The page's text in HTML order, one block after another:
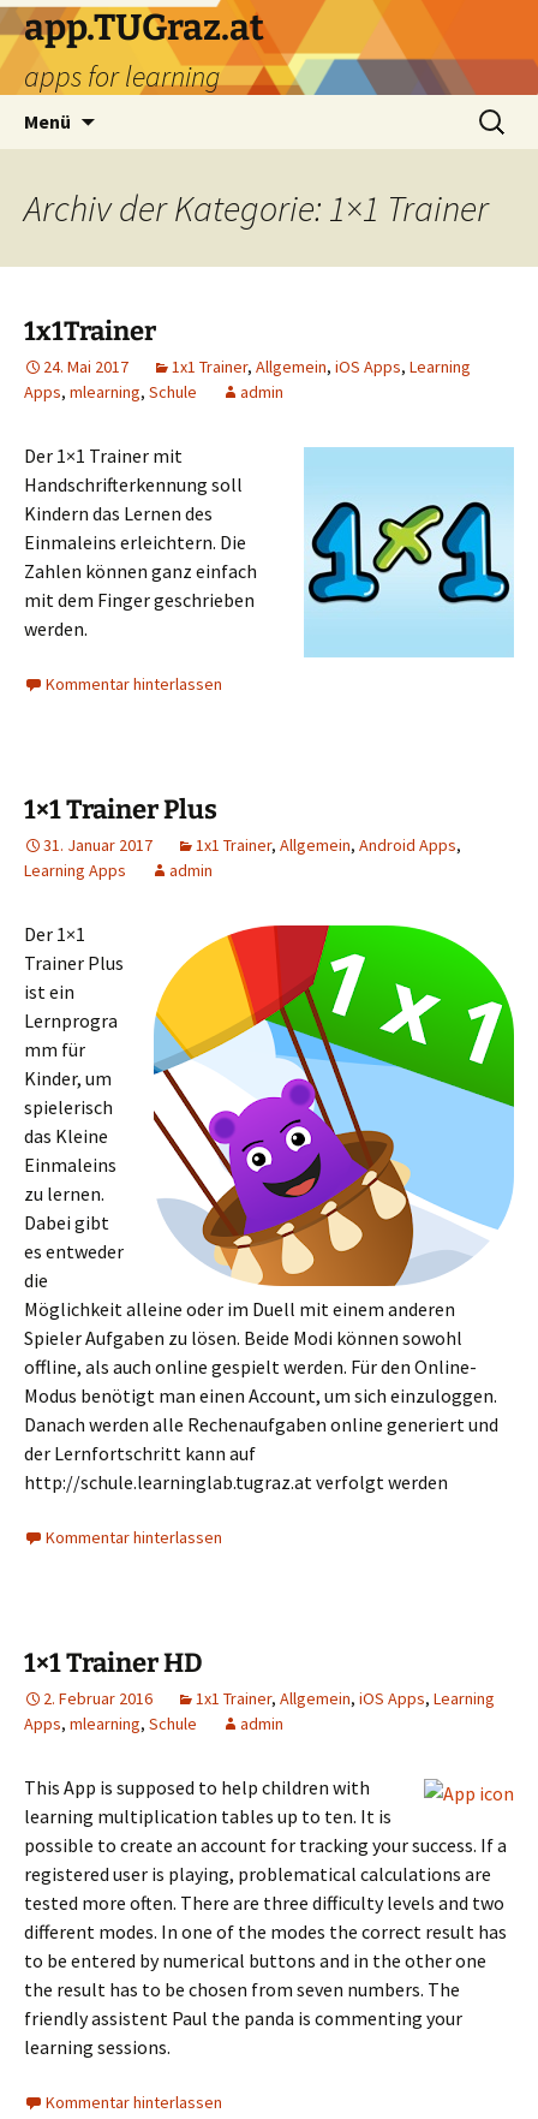
Zum
Inhalt
springen
app.TUGraz.at
apps for learning
Menü
Suchen
nach:
Archiv der Kategorie: 1×1 Trainer
1x1Trainer
24. Mai 2017 1x1 Trainer, Allgemein, iOS Apps, Learning
Apps, mlearning, Schule admin
Der 1×1 Trainer mit
Handschrifterkennung soll
Kindern das Lernen des
Einmaleins erleichtern. Die
Zahlen können ganz einfach
mit dem Finger geschrieben
werden.
Kommentar hinterlassen
1×1 Trainer Plus
31. Januar 2017 1x1 Trainer, Allgemein, Android Apps,
Learning Apps
admin
Der 1×1
Trainer Plus
ist ein
Lernprogra
mm für
Kinder, um
spielerisch
das Kleine
Einmaleins
zu lernen.
Dabei gibt
es entweder
die
Möglichkeit alleine oder im Duell mit einem anderen
Spieler Aufgaben zu lösen. Beide Modi können sowohl
offline, als auch online gespielt werden. Für den Online-
Modus benötigt man einen Account, um sich einzuloggen.
Danach werden alle Rechenaufgaben online generiert und
der Lernfortschritt kann auf
http://schule.learninglab.tugraz.at verfolgt werden
Kommentar hinterlassen
1×1 Trainer HD
2. Februar 2016 1x1 Trainer, Allgemein, iOS Apps, Learning
Apps, mlearning, Schule admin
This App is supposed to help children with
learning multiplication tables up to ten. It is
possible to create an account for tracking your success. If a
registered user is playing, problematical calculations are
tested more often. There are three difficulty levels and two
different modes. In one of the modes the correct result has
to be entered by numerical buttons and in the other one
the result has to be chosen from seven numbers. The
friendly assistent Paul the panda is commenting your
learning sessions.
Kommentar hinterlassen